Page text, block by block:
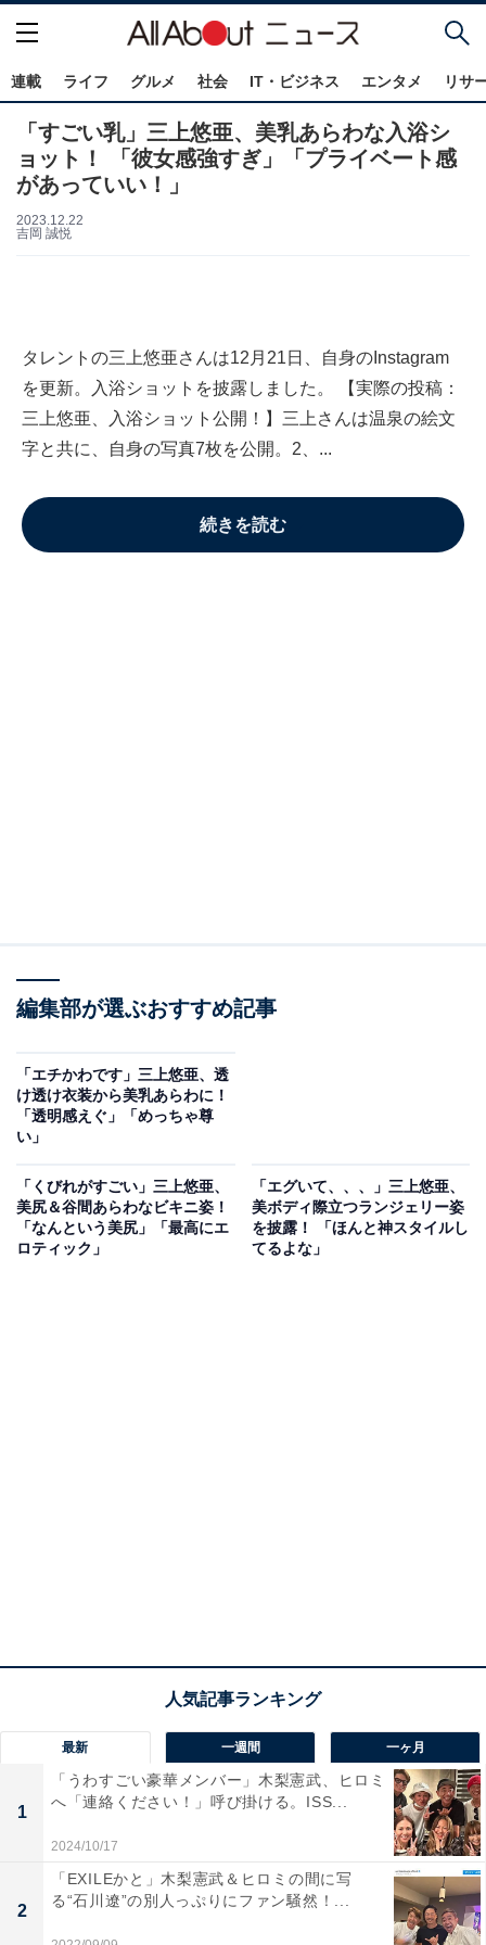
連載 ライフ グルメ 社会 IT・ビジネス エンタメ リサ
「すごい乳」三上悠亜、美乳あらわな入浴シ
ョット！ 「彼女感強すぎ」「プライベート感
があっていい！」
2023.12.22
吉岡 誠悦
タレントの三上悠亜さんは12月21日、自身のInstagram
を更新。入浴ショットを披露しました。 【実際の投稿：
三上悠亜、入浴ショット公開！】三上さんは温泉の絵文
字と共に、自身の写真7枚を公開。2、...
続きを読む
編集部が選ぶおすすめ記事
「エチかわです」三上悠亜、透
け透け衣装から美乳あらわに！
「透明感えぐ」「めっちゃ尊
い」
「くびれがすごい」三上悠亜、
美尻＆谷間あらわなビキニ姿！
「なんという美尻」「最高にエ
ロティック」
「エグいて、、、」三上悠亜、
美ボディ際立つランジェリー姿
を披露！ 「ほんと神スタイルし
てるよな」
最新 一週間 一ヶ月
1
「うわすごい豪華メンバー」木梨憲武、ヒロミ
へ「連絡ください！」呼び掛ける。ISS...
2024/10/17
2
「EXILEかと」木梨憲武＆ヒロミの間に写
る“石川遼”の別人っぷりにファン騒然！...